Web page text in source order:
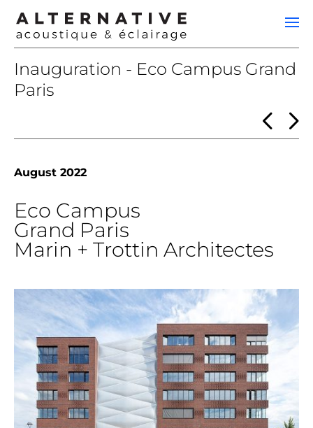
Inauguration - Eco Campus Grand
Paris
< >
August 2022
Eco Campus
Grand Paris
Marin + Trottin Architectes